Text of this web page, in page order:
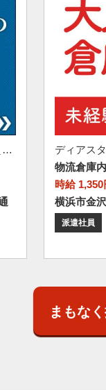
UTエイム株式会社 SC＿AIM南関東第一CU SC＿AIM福浦テクノロジーCF《AWEO1C》
ディアス
物流倉庫
時給 1,350
横浜市金
派遣社員
まもな